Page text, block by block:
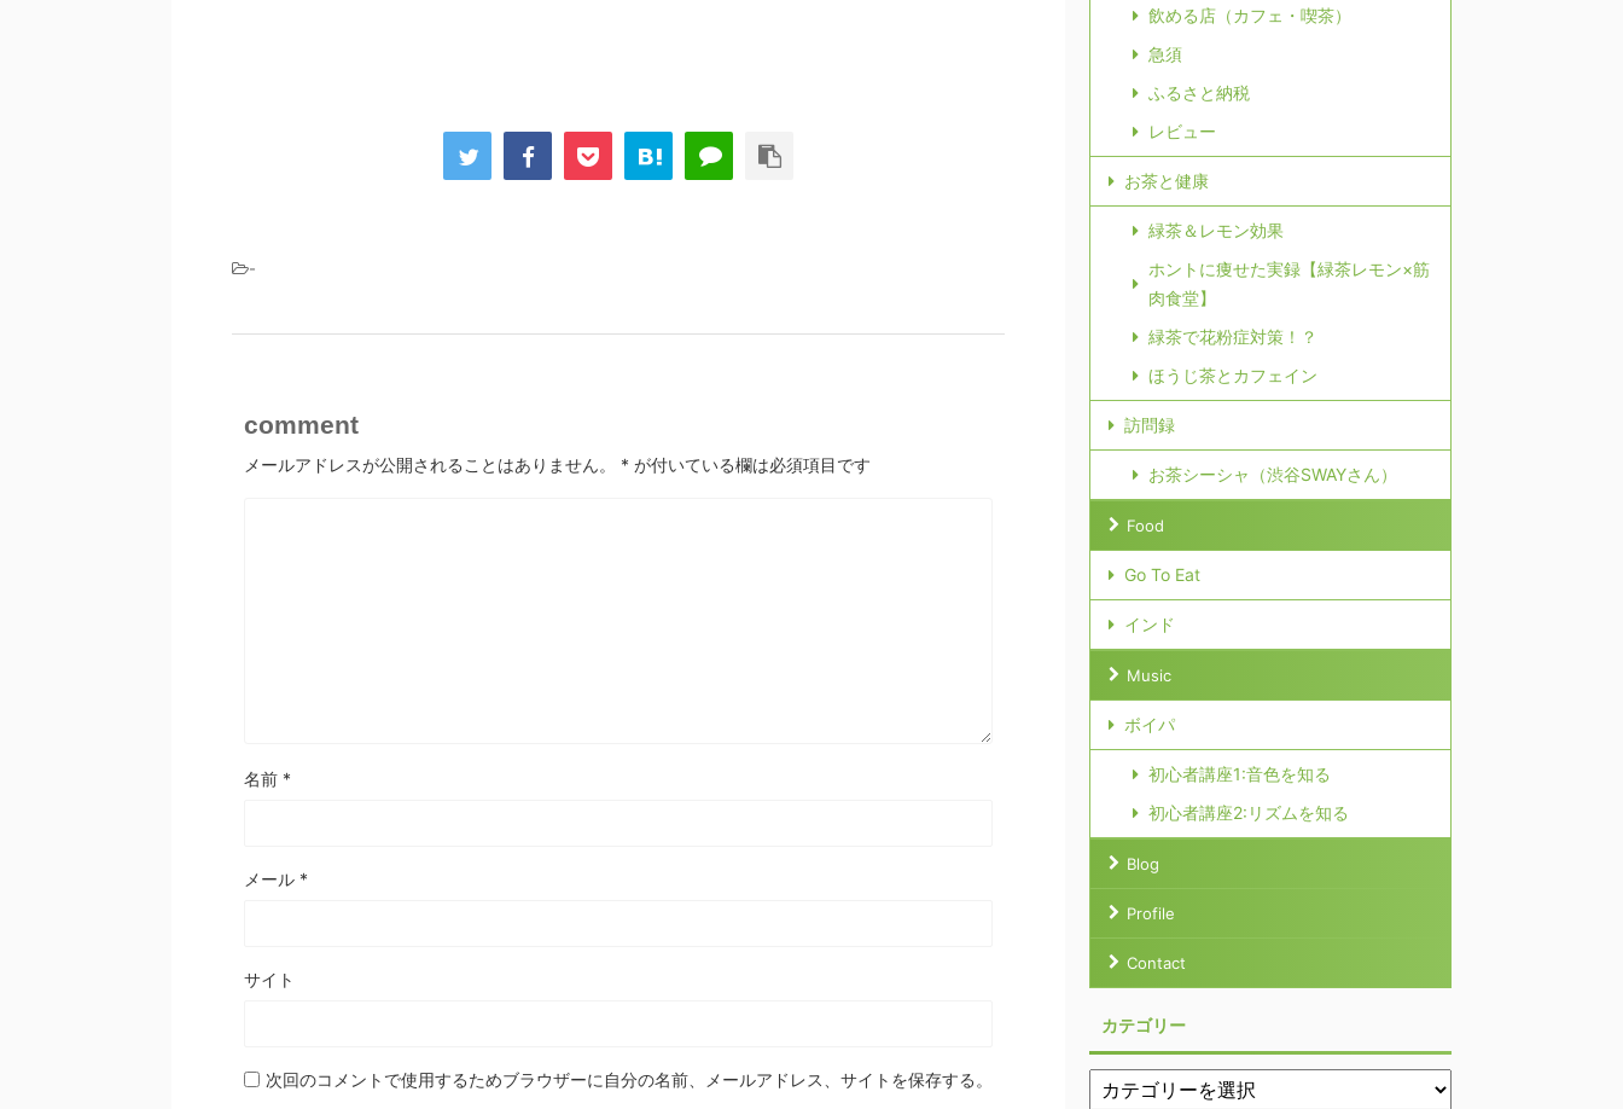
-
comment
メールアドレスが公開されることはありません。 * が付いている欄は必須項目です
名前 *
メール *
サイト
次回のコメントで使用するためブラウザーに自分の名前、メールアドレス、サイトを保存する。
飲める店（カフェ・喫茶）
急須
ふるさと納税
レビュー
お茶と健康
緑茶＆レモン効果
ホントに痩せた実録【緑茶レモン×筋
肉食堂】
緑茶で花粉症対策！？
ほうじ茶とカフェイン
訪問録
お茶シーシャ（渋谷SWAYさん）
Food
Go To Eat
インド
Music
ボイパ
初心者講座1:音色を知る
初心者講座2:リズムを知る
Blog
Profile
Contact
カテゴリー